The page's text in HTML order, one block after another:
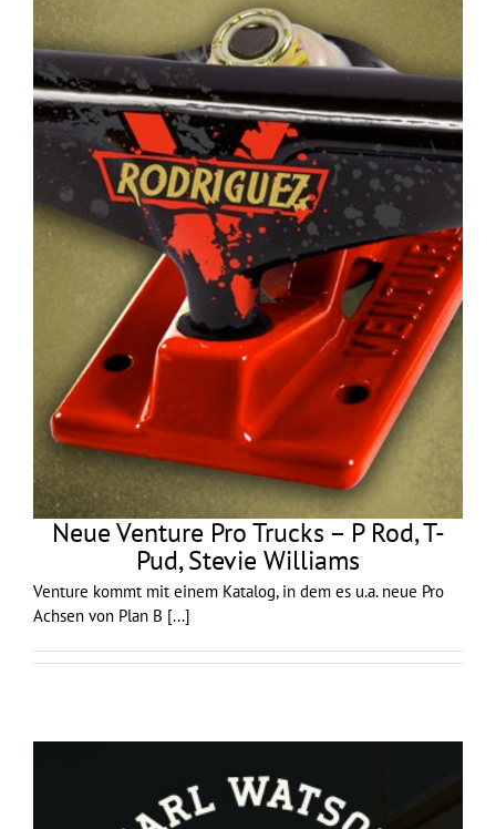
Neue Venture Pro Trucks – P Rod, T-
Pud, Stevie Williams
Venture kommt mit einem Katalog, in dem es u.a. neue Pro
Achsen von Plan B [...]